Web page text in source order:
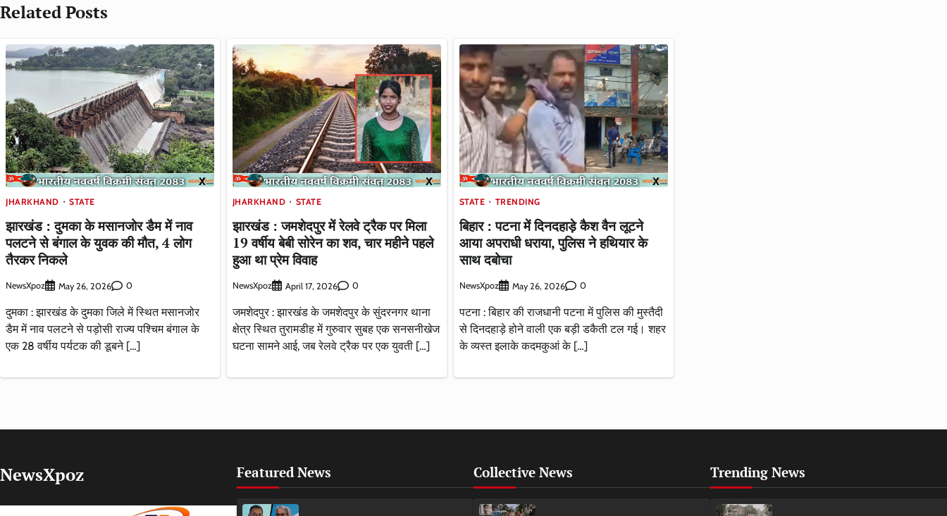
Related Posts
JHARKHAND STATE
झारखंड : दुमका के मसानजोर डैम में नाव
पलटने से बंगाल के युवक की मौत, 4 लोग
तैरकर निकले
NewsXpoz May 26, 2026 0
दुमका : झारखंड के दुमका जिले में स्थित मसानजोर
डैम में नाव पलटने से पड़ोसी राज्य पश्चिम बंगाल के
एक 28 वर्षीय पर्यटक की डूबने […]
JHARKHAND STATE
झारखंड : जमशेदपुर में रेलवे ट्रैक पर मिला
19 वर्षीय बेबी सोरेन का शव, चार महीने पहले
हुआ था प्रेम विवाह
NewsXpoz April 17, 2026 0
जमशेदपुर : झारखंड के जमशेदपुर के सुंदरनगर थाना
क्षेत्र स्थित तुरामडीह में गुरुवार सुबह एक सनसनीखेज
घटना सामने आई, जब रेलवे ट्रैक पर एक युवती […]
STATE TRENDING
बिहार : पटना में दिनदहाड़े कैश वैन लूटने
आया अपराधी धराया, पुलिस ने हथियार के
साथ दबोचा
NewsXpoz May 26, 2026 0
पटना : बिहार की राजधानी पटना में पुलिस की मुस्तैदी
से दिनदहाड़े होने वाली एक बड़ी डकैती टल गई। शहर
के व्यस्त इलाके कदमकुआं के […]
NewsXpoz Featured News Collective News Trending News